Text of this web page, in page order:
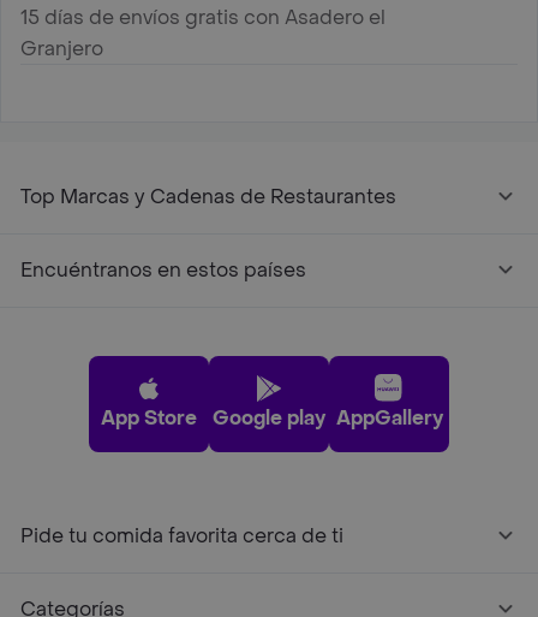
15 días de envíos gratis con Asadero el
Granjero
Top Marcas y Cadenas de Restaurantes
Encuéntranos en estos países
App Store Google play AppGallery
Pide tu comida favorita cerca de ti
Categorías